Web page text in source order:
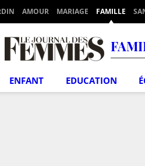
AMOUR MARIAGE FAMILLE
ENFANT EDUCATION